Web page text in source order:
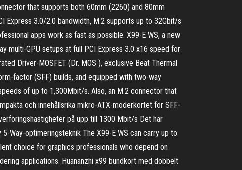
that supports both 60mm (2260) and 80mm
Express 3.0/2.0 bandwidth, M.2 supports up to 32Gbit/s
apps work as fast as possible. X99-E WS, a new
multi-GPU setups at full PCI Express 3.0 x16 speed for
Driver-MOSFET (Dr. MOS ), exclusive Beat Thermal
factor (SFF) builds, and equipped with two-way
of up to 1,300Mbit/s. Also, an M.2 connector that
och innehållsrika mikro-ATX-moderkortet för SFF-
på upp till 1300 Mbit/s Det har
Way-optimeringsteknik The X99-E WS can carry up to
choice for graphics professionals who depend on
applications. Huananzhi x99 bundkort med dobbelt